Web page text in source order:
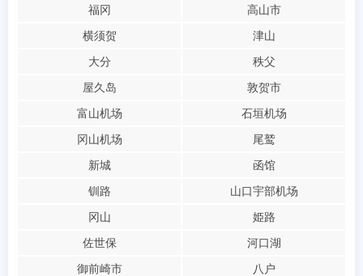
福冈
高山市
横须贺
津山
大分
秩父
屋久岛
敦贺市
富山机场
石垣机场
冈山机场
尾鹫
新城
函馆
钏路
山口宇部机场
冈山
姫路
佐世保
河口湖
御前崎市
八户